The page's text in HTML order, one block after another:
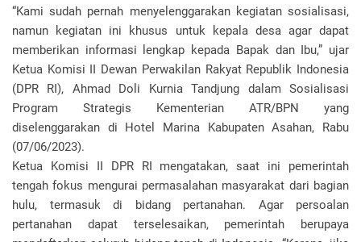
“Kami sudah pernah menyelenggarakan kegiatan sosialisasi,
namun kegiatan ini khusus untuk kepala desa agar dapat
memberikan informasi lengkap kepada Bapak dan Ibu,” ujar
Ketua Komisi II Dewan Perwakilan Rakyat Republik Indonesia
(DPR RI), Ahmad Doli Kurnia Tandjung dalam Sosialisasi
Program Strategis Kementerian ATR/BPN yang
diselenggarakan di Hotel Marina Kabupaten Asahan, Rabu
(07/06/2023).
Ketua Komisi II DPR RI mengatakan, saat ini pemerintah
tengah fokus mengurai permasalahan masyarakat dari bagian
hulu, termasuk di bidang pertanahan. Agar persoalan
pertanahan dapat terselesaikan, pemerintah berupaya